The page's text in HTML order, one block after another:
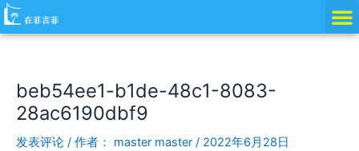
跳
至
beb54ee1-b1de-48c1-8083-
28ac6190dbf9
发表评论 / 作者： master master / 2022年6月28日
Post
navigation